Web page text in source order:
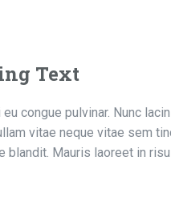
Text
congue pulvinar. Nunc
vitae neque vitae sem
blandit. Mauris laoreet in